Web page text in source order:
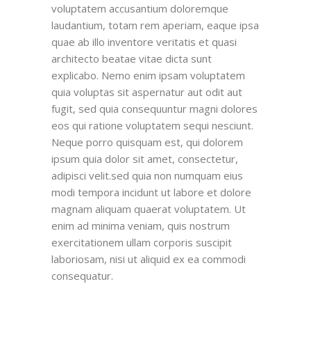
voluptatem accusantium doloremque
laudantium, totam rem aperiam, eaque ipsa
quae ab illo inventore veritatis et quasi
architecto beatae vitae dicta sunt
explicabo. Nemo enim ipsam voluptatem
quia voluptas sit aspernatur aut odit aut
fugit, sed quia consequuntur magni dolores
eos qui ratione voluptatem sequi nesciunt.
Neque porro quisquam est, qui dolorem
ipsum quia dolor sit amet, consectetur,
adipisci velit.sed quia non numquam eius
modi tempora incidunt ut labore et dolore
magnam aliquam quaerat voluptatem. Ut
enim ad minima veniam, quis nostrum
exercitationem ullam corporis suscipit
laboriosam, nisi ut aliquid ex ea commodi
consequatur.